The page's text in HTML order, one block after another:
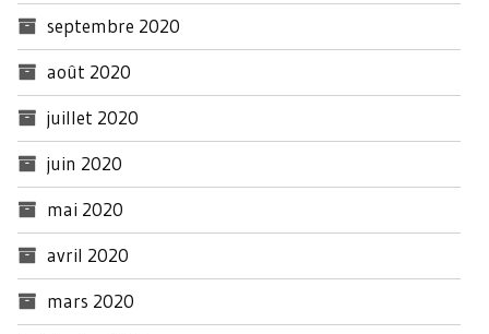
septembre 2020
août 2020
juillet 2020
juin 2020
mai 2020
avril 2020
mars 2020